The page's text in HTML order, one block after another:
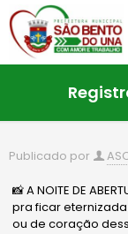
Publicado por
📸 A NOITE DE
pra ficar
ou de coração